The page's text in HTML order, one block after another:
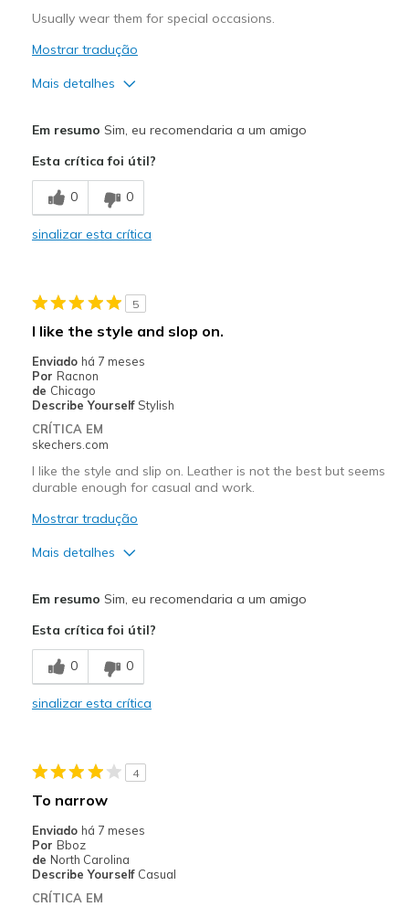
Usually wear them for special occasions.
Mostrar tradução
Mais detalhes
Comfortable
Stylish
Special Occasions
Width
Sizing
View On Shoes
Shoes are for Wearing
Em resumo Sim, eu recomendaria a um amigo
Esta crítica foi útil?
0 0
sinalizar esta crítica
5
I like the style and slop on.
Enviado há 7 meses
Por Racnon
de Chicago
Describe Yourself Stylish
CRÍTICA EM
skechers.com
I like the style and slip on. Leather is not the best but seems
durable enough for casual and work.
Mostrar tradução
Mais detalhes
Stylish
Melhores utilizações
Casual Wear
View On Shoes
Em resumo Sim, eu recomendaria a um amigo
Esta crítica foi útil?
0 0
sinalizar esta crítica
4
To narrow
Enviado há 7 meses
Por Bboz
de North Carolina
Describe Yourself Casual
CRÍTICA EM